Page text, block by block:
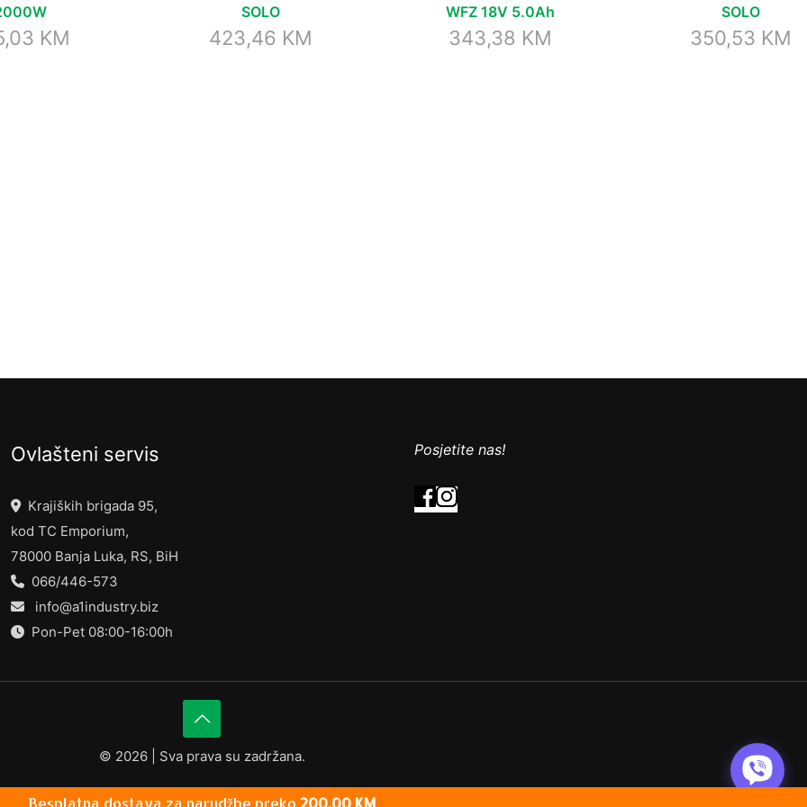
KM
SOLO
423,46 KM
WFZ 18V 5.0Ah
343,38 KM
SOLO
350,53 KM
Ovlašteni servis
Krajiških brigada 95,
kod TC Emporium,
78000 Banja Luka, RS, BiH
066/446-573
info@a1industry.biz
Pon-Pet 08:00-16:00h
Posjetite nas!
© 2026 | Sva prava su zadržana.
Besplatna dostava za narudžbe preko 200,00 KM